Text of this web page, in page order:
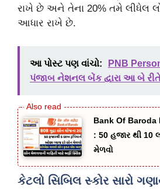
રાખે છે અને તેના 20% તમે લીધેલ
આધાર રાખે છે.
આ પોસ્ટ પણ વાંચો:
PNB
પંજાબ નેશનલ બેંક દ્વારા આ બે
Bank Of Baroda
: 50 હજાર થી 10
મેળવો
કેટલો સિબિલ સ્કોર સારો